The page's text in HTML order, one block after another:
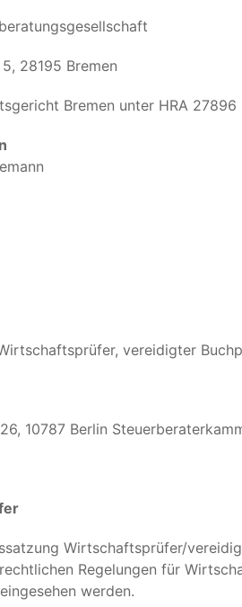
28195 Bremen
Bremen unter HRA 27896
vereidigter
10787 Berlin
Wirtschaftsprüfer/
Regelungen für
eingesehen werden.